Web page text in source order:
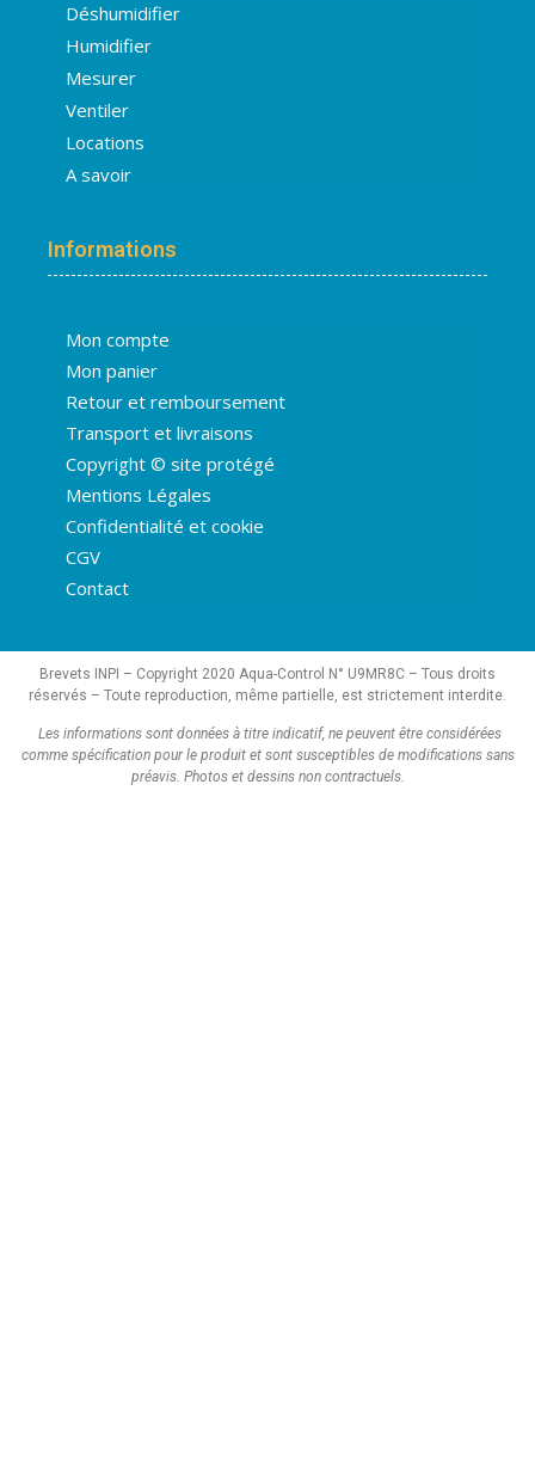
Déshumidifier
Humidifier
Mesurer
Ventiler
Locations
A savoir
Informations
Mon compte
Mon panier
Retour et remboursement
Transport et livraisons
Copyright © site protégé
Mentions Légales
Confidentialité et cookie
CGV
Contact
Brevets INPI – Copyright 2020 Aqua-Control N° U9MR8C – Tous droits
réservés – Toute reproduction, même partielle, est strictement interdite.
Les informations sont données à titre indicatif, ne peuvent être considérées
comme spécification pour le produit et sont susceptibles de modifications sans
préavis. Photos et dessins non contractuels.